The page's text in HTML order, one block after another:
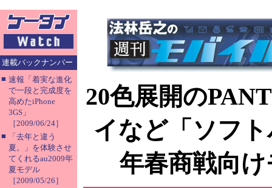
連載バックナンバー
■ 速報「着実な進化
で一段と完成度を
高めたiPhone
3GS」
［2009/06/24］
■
「去年と違う
夏。」を体験させ
てくれるau2009年
夏モデル
［2009/05/26］
20色展開の
イなど「ソフ
年春商戦向